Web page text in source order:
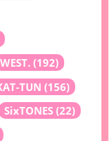
WEST. (192)
TUN (156)
SixTONES (22)